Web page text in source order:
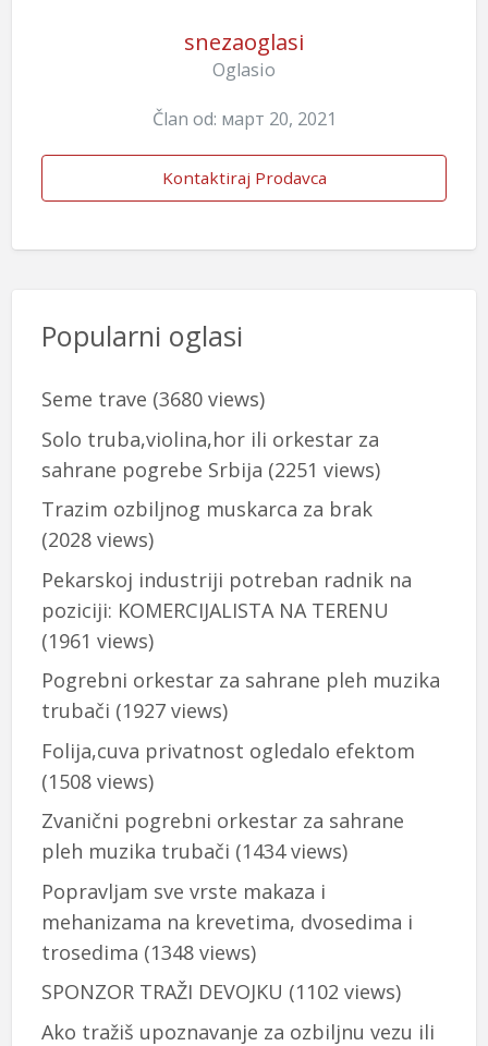
snezaoglasi
Oglasio
Član od: март 20, 2021
Kontaktiraj Prodavca
Popularni oglasi
Seme trave (3680 views)
Solo truba,violina,hor ili orkestar za
sahrane pogrebe Srbija (2251 views)
Trazim ozbiljnog muskarca za brak
(2028 views)
Pekarskoj industriji potreban radnik na
poziciji: KOMERCIJALISTA NA TERENU
(1961 views)
Pogrebni orkestar za sahrane pleh muzika
trubači (1927 views)
Folija,cuva privatnost ogledalo efektom
(1508 views)
Zvanični pogrebni orkestar za sahrane
pleh muzika trubači (1434 views)
Popravljam sve vrste makaza i
mehanizama na krevetima, dvosedima i
trosedima (1348 views)
SPONZOR TRAŽI DEVOJKU (1102 views)
Ako tražiš upoznavanje za ozbiljnu vezu ili